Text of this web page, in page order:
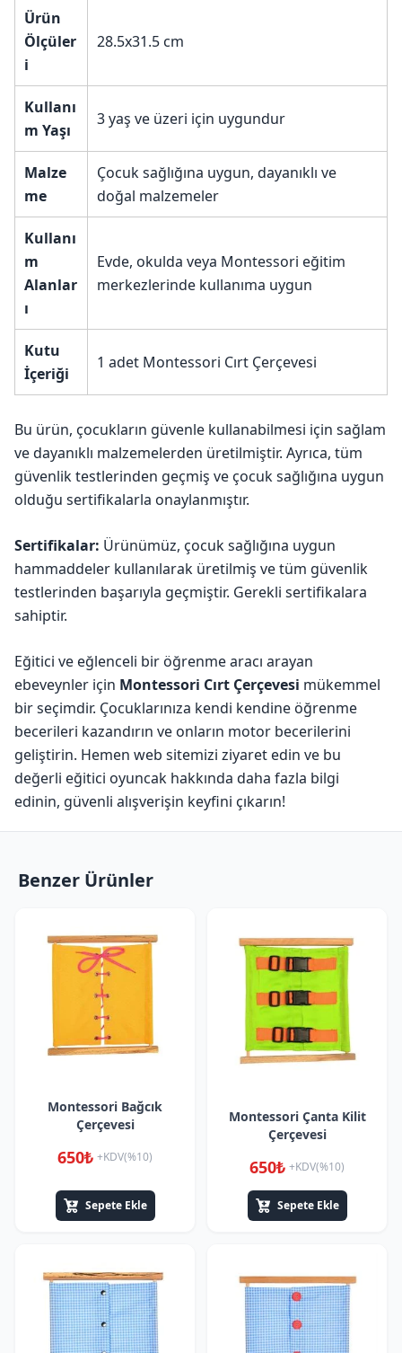
Ürün
Ölçüler
i
28.5x31.5 cm
Kullanı
m Yaşı
3 yaş ve üzeri için uygundur
Malze
me
Çocuk sağlığına uygun, dayanıklı ve
doğal malzemeler
Kullanı
m
Alanlar
ı
Evde, okulda veya Montessori eğitim
merkezlerinde kullanıma uygun
Kutu
İçeriği
1 adet Montessori Cırt Çerçevesi
Bu ürün, çocukların güvenle kullanabilmesi için sağlam
ve dayanıklı malzemelerden üretilmiştir. Ayrıca, tüm
güvenlik testlerinden geçmiş ve çocuk sağlığına uygun
olduğu sertifikalarla onaylanmıştır.
Sertifikalar: Ürünümüz, çocuk sağlığına uygun
hammaddeler kullanılarak üretilmiş ve tüm güvenlik
testlerinden başarıyla geçmiştir. Gerekli sertifikalara
sahiptir.
Eğitici ve eğlenceli bir öğrenme aracı arayan
ebeveynler için Montessori Cırt Çerçevesi mükemmel
bir seçimdir. Çocuklarınıza kendi kendine öğrenme
becerileri kazandırın ve onların motor becerilerini
geliştirin. Hemen web sitemizi ziyaret edin ve bu
değerli eğitici oyuncak hakkında daha fazla bilgi
edinin, güvenli alışverişin keyfini çıkarın!
Benzer Ürünler
Montessori Bağcık
Çerçevesi
650₺ +KDV(%10)
Sepete Ekle
Montessori Çanta Kilit
Çerçevesi
650₺ +KDV(%10)
Sepete Ekle